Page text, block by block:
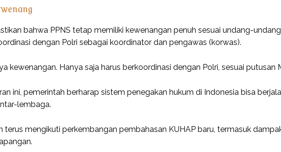
bahwa PPNS tetap memiliki kewenangan penuh sesuai undang-
dengan Polri sebagai koordinator dan pengawas (korwas).
kewenangan. Hanya saja harus berkoordinasi dengan Polri, sesuai putusan
ini, pemerintah berharap sistem penegakan hukum di Indonesia bisa
lembaga.
terus mengikuti perkembangan pembahasan KUHAP baru, termasuk